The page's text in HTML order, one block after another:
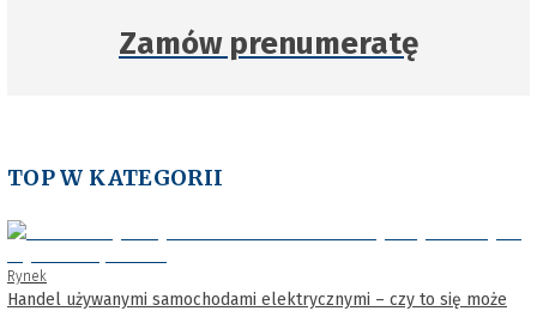
Zamów prenumeratę
TOP W KATEGORII
Rynek
Handel używanymi samochodami elektrycznymi – czy to się może